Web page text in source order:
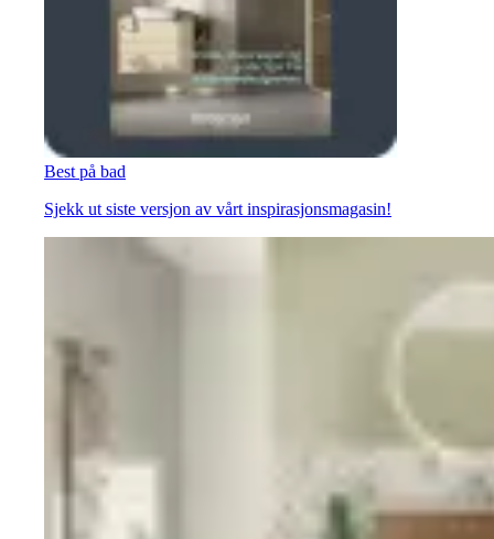
Best på bad
Sjekk ut siste versjon av vårt inspirasjonsmagasin!